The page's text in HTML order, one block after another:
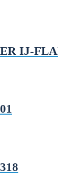
IJ-